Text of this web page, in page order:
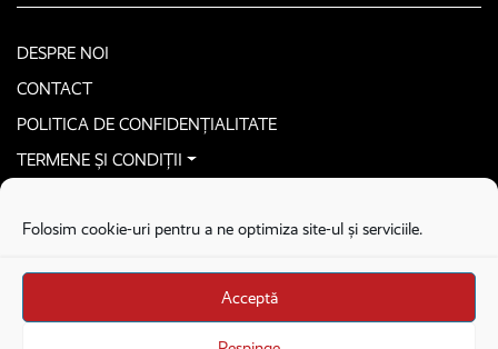
Folosim cookie-uri pentru a ne optimiza site-ul și serviciile.
Acceptă
DESPRE NOI
CONTACT
POLITICA DE CONFIDENȚIALITATE
TERMENE ȘI CONDIȚII
Stega creative
Brandul Recorder e operat de Asociația Recorder Community, sub licența SC